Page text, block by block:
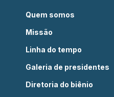
Quem somos
Missão
Linha do tempo
Galeria de presidentes
Diretoria do biênio